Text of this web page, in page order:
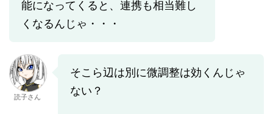
能になってくると、連携も相当難し
くなるんじゃ・・・
読子さん
そこら辺は別に微調整は効くんじゃ
ない？